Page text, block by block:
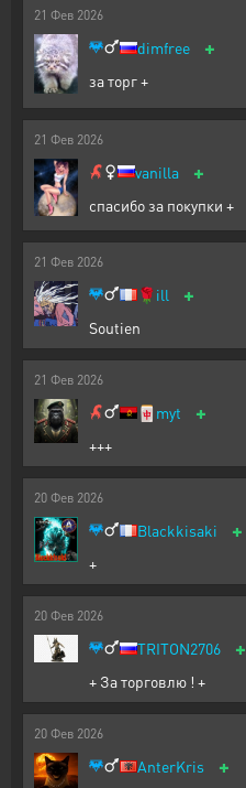
21 Фев 2026
dimfree +
за торг +
21 Фев 2026
vanilla +
спасибо за покупки +
21 Фев 2026
🌹ill +
Soutien
21 Фев 2026
🀄 myt +
+++
20 Фев 2026
Blackkisaki +
+
20 Фев 2026
TRITON2706 +
+ За торговлю ! +
20 Фев 2026
AnterKris +